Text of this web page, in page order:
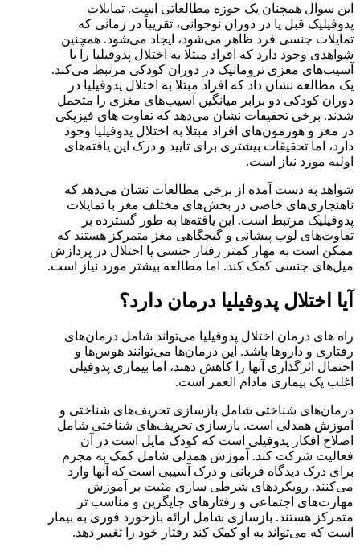
این سوال همچنان یک حوزه مطالعاتی است. تمایلات
پدوفیلیک قبل یا در دوران نوجوانی، تقریباً در زمانی که
تمایلات جنسی فرد ظاهر می‌شود، ایجاد می‌شود. همچنین
شواهدی وجود دارد که افراد مبتلا به اختلال پدوفیلیا را با
آسیب‌های مغزی تروماتیک در دوران کودکی مرتبط می‌کند.
یک مطالعه نشان داد که افراد مبتلا به اختلال پدوفیلیا در
دوران کودکی دو برابر میانگین آسیب‌های مغزی را متحمل
شدند. برخی تحقیقات نشان می‌دهد که تفاوت های فیزیکی
در مغز و هورمون‌های افراد مبتلا به اختلال پدوفیلیا وجود
دارد، اما تحقیقات بیشتری برای تایید و درک این یافته‌های
اولیه مورد نیاز است.
شواهد به دست آمده از برخی مطالعات نشان می‌دهد که
ناهنجاری‌های خاصی در بخش‌های مختلف مغز با تمایلات
پدوفیلیک مرتبط است. این یافته‌ها به طور گسترده بر
تفاوت‌های لوب پیشانی و گیجگاهی مغز متمرکز هستند که
ممکن است به مهار کمتر رفتار جنسی یا اختلال در پردازش
میل‌های جنسی کمک کند. اما مطالعه بیشتر مورد نیاز است.
آیا اختلال پدوفیلیا درمان دارد؟
راه‌ های درمان اختلال پدوفیلیا می‌تواند شامل درمان‌های
رفتاری و داروها باشد. این درمان‌ها می‌توانند هوس‌ها و
احتمال اثرگذاری آنها را کاهش دهند، اما بیماری پدوفیلی
اغلب یک بیماری مادام العمر است.
درمان‌های شناختی شامل بازسازی تحریف‌های شناختی و
آموزش همدلی است. بازسازی تحریف‌های شناختی شامل
اصلاح افکار پدوفیلی است که کودک مایل است در آن
فعالیت شرکت کند. آموزش همدلی شامل کمک به مجرم
برای درک دیدگاه قربانی و درک آسیبی است که آنها وارد
می‌کنند. رویکردهای شرطی سازی مثبت بر آموزش
مهارت‌های اجتماعی و رفتارهای جایگزین و مناسب تر
متمرکز هستند. بازسازی شامل ارائه بازخورد فوری به بیمار
است که می‌تواند به او کمک کند رفتار خود را تغییر دهد.